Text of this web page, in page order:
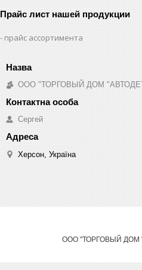
Прайс лист нашей продукции
прайс ассортимента
ООО "ТОРГОВЫЙ ДОМ
Сергей
Херсон, Україна